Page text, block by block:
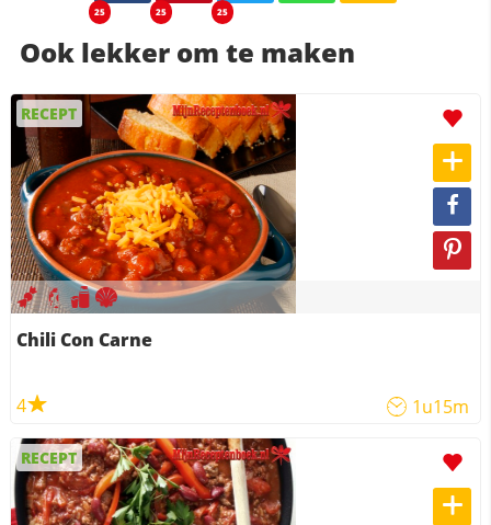
25 25 25
Ook lekker om te maken
RECEPT
Chili Con Carne
4 1u15m
RECEPT